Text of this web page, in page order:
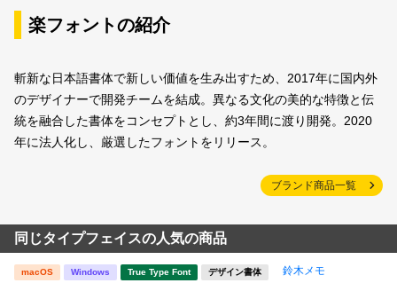
楽フォントの紹介
斬新な日本語書体で新しい価値を生み出すため、2017年に国内外
のデザイナーで開発チームを結成。異なる文化の美的な特徴と伝
統を融合した書体をコンセプトとし、約3年間に渡り開発。2020
年に法人化し、厳選したフォントをリリース。
ブランド商品一覧
同じタイプフェイスの人気の商品
macOS Windows True Type Font デザイン書体 鈴木メモ